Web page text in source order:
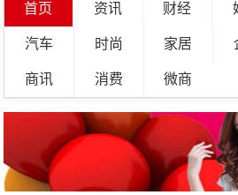
首页 资讯 财经
汽车 时尚 家居
商讯 消费 微商